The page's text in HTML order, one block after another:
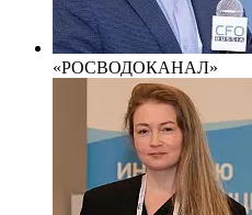
«РОСВОДОКАНАЛ»